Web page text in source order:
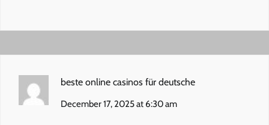
beste online casinos für deutsche
December 17, 2025 at 6:30 am